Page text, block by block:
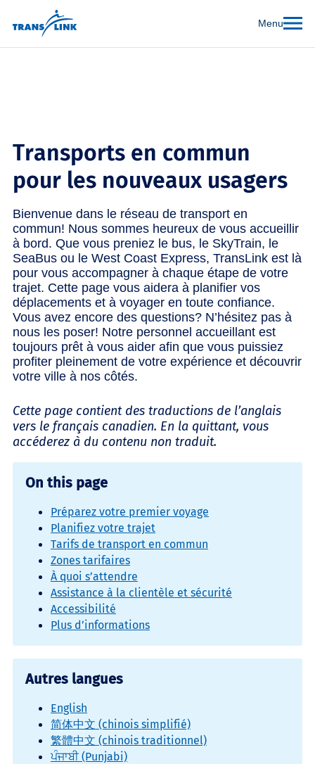
Menu
Transports en commun
pour les nouveaux usagers
Bienvenue dans le réseau de transport en
commun! Nous sommes heureux de vous accueillir
à bord. Que vous preniez le bus, le SkyTrain, le
SeaBus ou le West Coast Express, TransLink est là
pour vous accompagner à chaque étape de votre
trajet. Cette page vous aidera à planifier vos
déplacements et à voyager en toute confiance.
Vous avez encore des questions? N’hésitez pas à
nous les poser! Notre personnel accueillant est
toujours prêt à vous aider afin que vous puissiez
profiter pleinement de votre expérience et découvrir
votre ville à nos côtés.
Cette page contient des traductions de l’anglais
vers le français canadien. En la quittant, vous
accéderez à du contenu non traduit.
On this page
Préparez votre premier voyage
Planifiez votre trajet
Tarifs de transport en commun
Zones tarifaires
À quoi s’attendre
Assistance à la clientèle et sécurité
Accessibilité
Plus d’informations
Autres langues
English
简体中文 (chinois simplifié)
繁體中文 (chinois traditionnel)
ਪੰਜਾਬੀ (Punjabi)